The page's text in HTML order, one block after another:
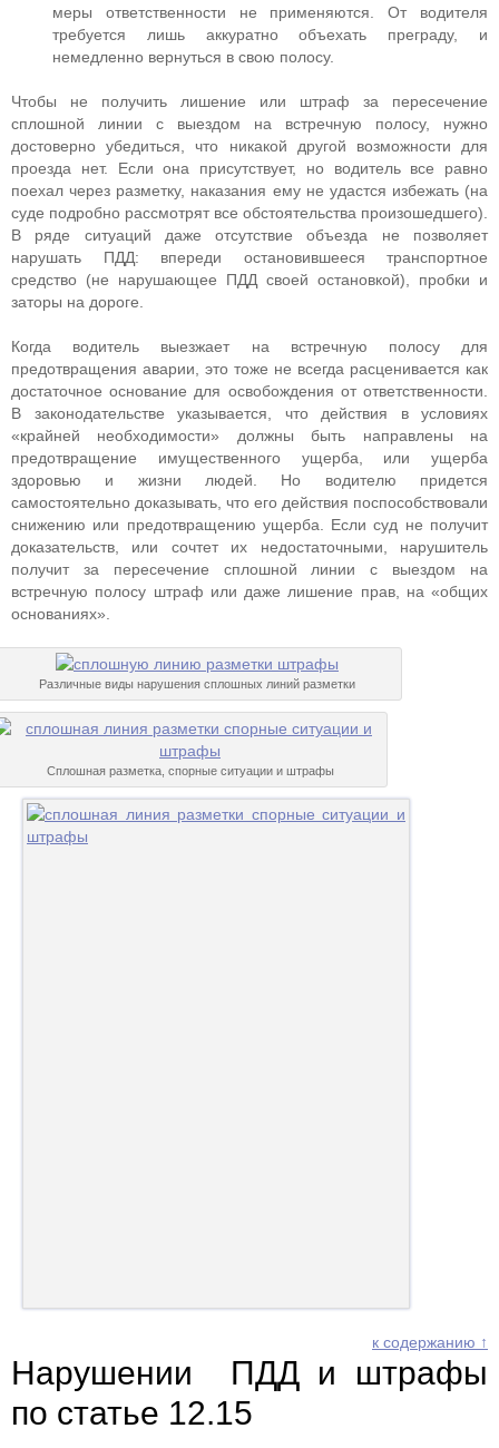
меры ответственности не применяются. От водителя
требуется лишь аккуратно объехать преграду, и
немедленно вернуться в свою полосу.
Чтобы не получить лишение или штраф за пересечение
сплошной линии с выездом на встречную полосу, нужно
достоверно убедиться, что никакой другой возможности для
проезда нет. Если она присутствует, но водитель все равно
поехал через разметку, наказания ему не удастся избежать (на
суде подробно рассмотрят все обстоятельства произошедшего).
В ряде ситуаций даже отсутствие объезда не позволяет
нарушать ПДД: впереди остановившееся транспортное
средство (не нарушающее ПДД своей остановкой), пробки и
заторы на дороге.
Когда водитель выезжает на встречную полосу для
предотвращения аварии, это тоже не всегда расценивается как
достаточное основание для освобождения от ответственности.
В законодательстве указывается, что действия в условиях
«крайней необходимости» должны быть направлены на
предотвращение имущественного ущерба, или ущерба
здоровью и жизни людей. Но водителю придется
самостоятельно доказывать, что его действия поспособствовали
снижению или предотвращению ущерба. Если суд не получит
доказательств, или сочтет их недостаточными, нарушитель
получит за пересечение сплошной линии с выездом на
встречную полосу штраф или даже лишение прав, на «общих
основаниях».
Различные виды нарушения сплошных линий разметки
Сплошная разметка, спорные ситуации и штрафы
к содержанию ↑
Нарушении ПДД и штрафы
по статье 12.15